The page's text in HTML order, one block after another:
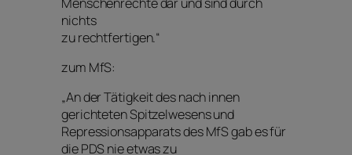
nichts
zu rechtfertigen.“
zum MfS:
„An der Tätigkeit des nach innen
gerichteten Spitzelwesens und
Repressionsapparats des MfS gab es für
die PDS nie etwas zu